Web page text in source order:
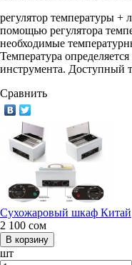
регулятор температуры +
помощью регулятора
необходимые
Температура
инструмента. Доступный
Сравнить
Сухожаровый шкаф Китай
2 100 сом
шт